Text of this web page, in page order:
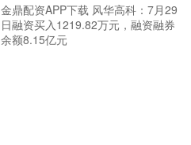
金鼎配资APP下载 风华高科：7月29
日融资买入1219.82万元，融资融券
余额8.15亿元